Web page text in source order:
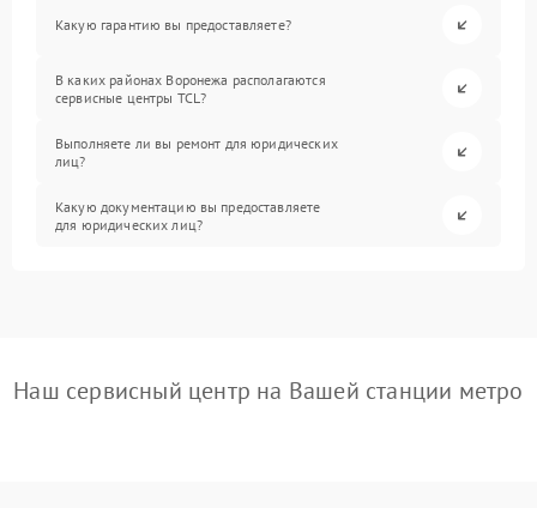
Какую гарантию вы предоставляете?
В каких районах Воронежа располагаются
сервисные центры TCL?
Выполняете ли вы ремонт для юридических
лиц?
Какую документацию вы предоставляете
для юридических лиц?
Наш сервисный центр на Вашей станции метро